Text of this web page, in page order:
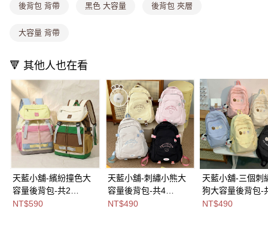
【繳款方式說明】
醒簡訊。
【注意事項】
1.本服務係由「台灣大哥大股份有限公司」（以下簡稱本公司）所提供，讓
用戶於交易時，得透過本服務購買商品或服務，並由商店將買賣／分期付款
買賣價金債權讓與本公司後，依約使用本公司帳單繳交帳款。
2.基於同意付款使用「大哥付你分期」之契約關係目的，商店將以您的個人
資料（包含姓名、電話或地址）提供予台灣大哥大進項蒐集、處理及利用，
由本公司與您本人進行分期帳單所需資料之確認、核對及更正。
3.完整用戶服務條款，請詳閱以下連結： https://oppay.tw/userRule
付款後全家取貨
每筆NT$8,888，滿NT$8,888(含以上)免運費
付款後萊爾富取貨
每筆NT$8,888，滿NT$8,888(含以上)免運費
7-11取貨付款
每筆NT$80，滿NT$1,000(含以上)免運費
付款後7-11取貨
每筆NT$80，滿NT$1,000(含以上)免運費
宅配
後背包 背帶 黑色 大容量 後背包 夾層
大容量 背帶
🔻 其他人也在看
天藍小舖-繽紛撞色大
容量後背包-共2
色-$590【A12122337
NT$590
天藍小舖-刺繡小熊大
容量後背包-共4
色-$490【A12122330
NT$490
天藍小舖-三個刺
狗大容量後背包-
色-$490【
NT$490